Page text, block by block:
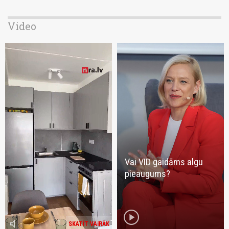
Video
SKATĪT VAIRĀK
volume_mute
Vai VID gaidāms algu
pieaugums?
play_circle